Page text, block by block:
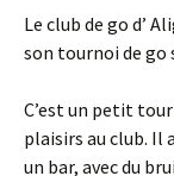
Le club de go d’
son tournoi de go
C’est un petit
plaisirs au club. Il
un bar, avec du